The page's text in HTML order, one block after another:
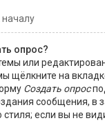
началу
опрос?
или
щёлкните на
Создать опрос
сообщения, в
стиля; если вы не